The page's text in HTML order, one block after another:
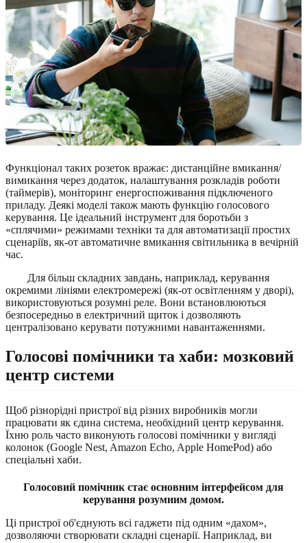
Функціонал таких розеток вражає: дистанційне вмикання/
вимикання через додаток, налаштування розкладів роботи
(таймерів), моніторинг енергоспоживання підключеного
приладу. Деякі моделі також мають функцію голосового
керування. Це ідеальний інструмент для боротьби з
«сплячими» режимами техніки та для автоматизації простих
сценаріїв, як-от автоматичне вмикання світильника в вечірній
час.
Для більш складних завдань, наприклад, керування
окремими лініями електромережі (як-от освітленням у дворі),
використовуються розумні реле. Вони встановлюються
безпосередньо в електричний щиток і дозволяють
централізовано керувати потужними навантаженнями.
Голосові помічники та хаби: мозковий
центр системи
Щоб різнорідні пристрої від різних виробників могли
працювати як єдина система, необхідний центр керування.
Їхню роль часто виконують голосові помічники у вигляді
колонок (Google Nest, Amazon Echo, Apple HomePod) або
спеціальні хаби.
Голосовий помічник стає основним інтерфейсом для
керування розумним домом.
Ці пристрої об'єднують всі гаджети під одним «дахом»,
дозволяючи створювати складні сценарії. Наприклад, ви